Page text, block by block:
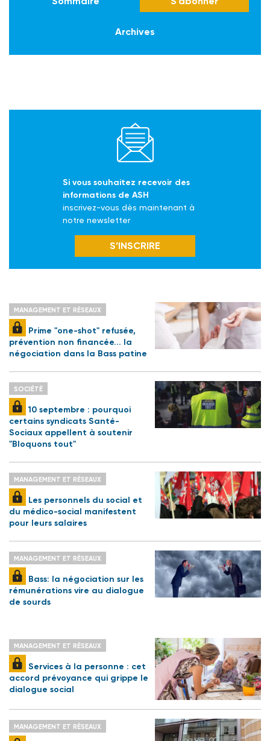
Archives
Si vous souhaitez recevoir des
informations de ASH
inscrivez-vous dès maintenant à
notre newsletter
S’INSCRIRE
MANAGEMENT ET RÉSEAUX
Prime "one-shot" refusée,
prévention non financée... la
négociation dans la Bass patine
SOCIÉTÉ
10 septembre : pourquoi
certains syndicats Santé-
Sociaux appellent à soutenir
"Bloquons tout"
MANAGEMENT ET RÉSEAUX
Les personnels du social et
du médico-social manifestent
pour leurs salaires
MANAGEMENT ET RÉSEAUX
Bass: la négociation sur les
rémunérations vire au dialogue
de sourds
MANAGEMENT ET RÉSEAUX
Services à la personne : cet
accord prévoyance qui grippe le
dialogue social
MANAGEMENT ET RÉSEAUX